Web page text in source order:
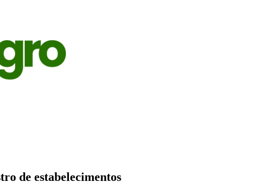
de estabelecimentos